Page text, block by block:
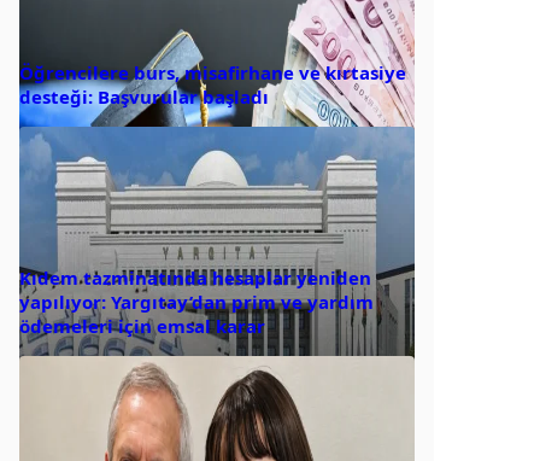
Öğrencilere burs, misafirhane ve kırtasiye
desteği: Başvurular başladı
Kıdem tazminatında hesaplar yeniden
yapılıyor: Yargıtay’dan prim ve yardım
ödemeleri için emsal karar